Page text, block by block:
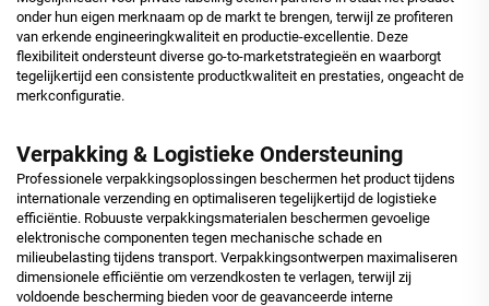
onder hun eigen merknaam op de markt te brengen, terwijl ze profiteren
van erkende engineeringkwaliteit en productie-excellentie. Deze
flexibiliteit ondersteunt diverse go-to-marketstrategieën en waarborgt
tegelijkertijd een consistente productkwaliteit en prestaties, ongeacht de
merkconfiguratie.
Verpakking & Logistieke Ondersteuning
Professionele verpakkingsoplossingen beschermen het product tijdens
internationale verzending en optimaliseren tegelijkertijd de logistieke
efficiëntie. Robuuste verpakkingsmaterialen beschermen gevoelige
elektronische componenten tegen mechanische schade en
milieubelasting tijdens transport. Verpakkingsontwerpen maximaliseren
dimensionele efficiëntie om verzendkosten te verlagen, terwijl zij
voldoende bescherming bieden voor de geavanceerde interne